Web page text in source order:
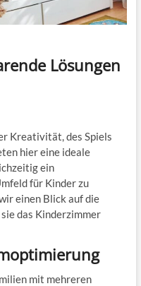
Lösungen
Kreativität, des Spiels
hier eine ideale
ein
für Kinder zu
einen Blick auf die
das Kinderzimmer
mit mehreren